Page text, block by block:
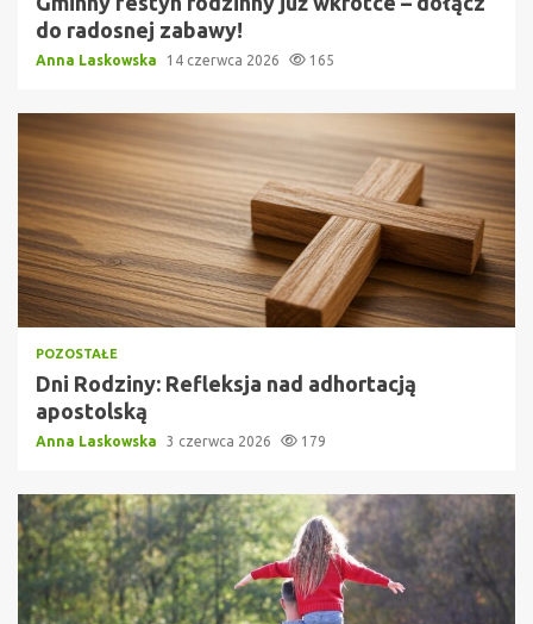
do radosnej zabawy!
Anna Laskowska 14 czerwca 2026 165
POZOSTAŁE
Dni Rodziny: Refleksja nad adhortacją
apostolską
Anna Laskowska 3 czerwca 2026 179